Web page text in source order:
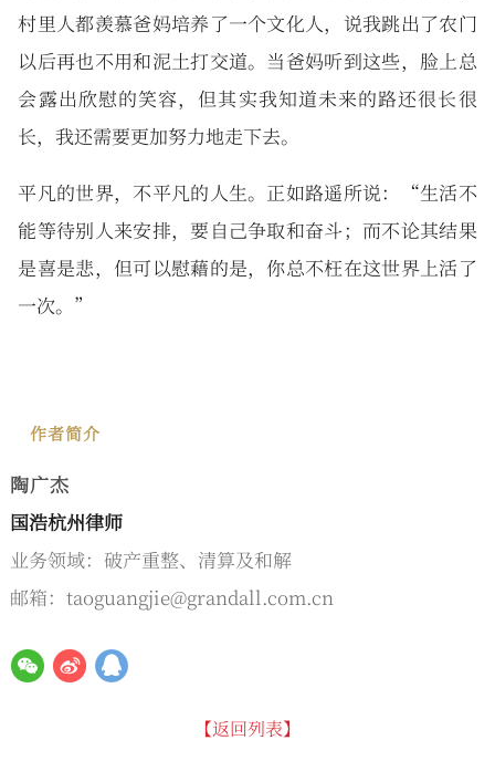
村里人都羡慕爸妈培养了一个文化人，说我跳出了农门
以后再也不用和泥土打交道。当爸妈听到这些，脸上总
会露出欣慰的笑容，但其实我知道未来的路还很长很
长，我还需要更加努力地走下去。
平凡的世界，不平凡的人生。正如路遥所说：“生活不
能等待别人来安排，要自己争取和奋斗；而不论其结果
是喜是悲，但可以慰藉的是，你总不枉在这世界上活了
一次。”
作者简介
陶广杰
国浩杭州律师
业务领域：破产重整、清算及和解
邮箱：taoguangjie@grandall.com.cn
【返回列表】